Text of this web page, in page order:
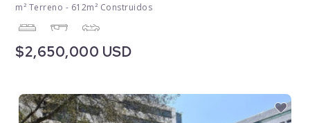
m² Terreno - 612m² Construidos
$2,650,000 USD